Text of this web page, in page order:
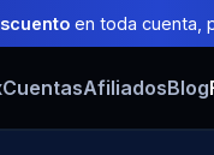
en toda cuenta,
CuentasAfiliadosBlog